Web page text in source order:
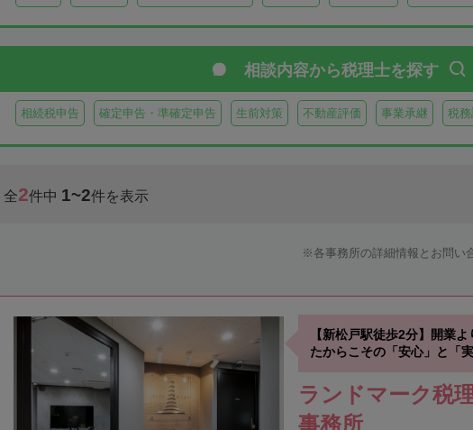
相談内容から税理士を探す
相続税申告 確定申告・準確定申告 生前対策 不動産評価 事業承継 税
全2件中 1~2件を表示
各事務所の詳細情報とお問い
【新松戸駅徒歩2分】開業
たからこその「安心」と「実
ランドマーク税
事務所